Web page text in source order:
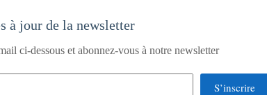
à jour de la newsletter
ci-dessous et abonnez-vous à notre newsletter
S’inscrire